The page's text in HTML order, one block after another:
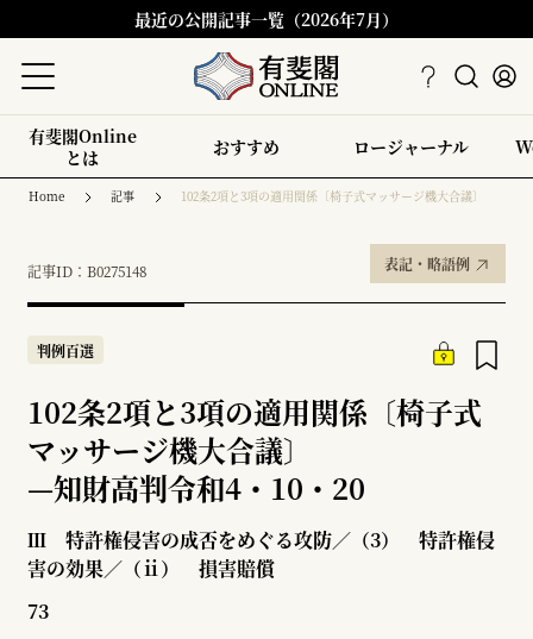
最近の公開記事一覧（2026年7月）
有斐閣Online
とは
おすすめ ロージャーナル
Home 記事 102条2項と3項の適用関係〔椅子式マッサージ機大合議〕
記事ID：B0275148 表記・略語例
判例百選
102条2項と3項の適用関係〔椅子式
マッサージ機大合議〕
—知財高判令和4・10・20
Ⅲ 特許権侵害の成否をめぐる攻防／（3） 特許権侵
害の効果／（ⅱ） 損害賠償
73